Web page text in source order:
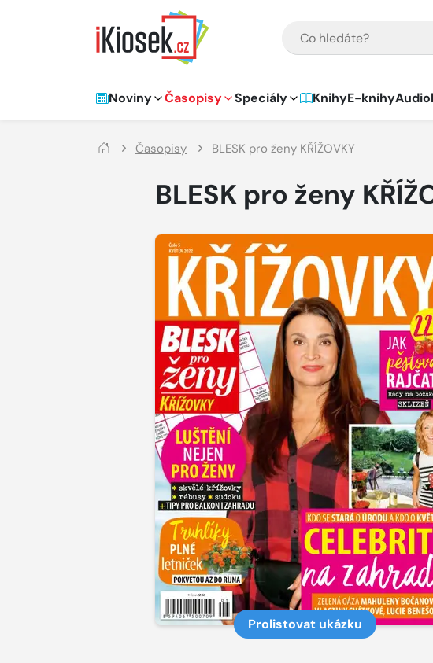
Hlavní navigace
Noviny Časopisy Speciály KnihyE-knihy
Časopisy BLESK pro ženy KŘÍŽOVKY
BLESK pro ženy
Prolistovat ukázku